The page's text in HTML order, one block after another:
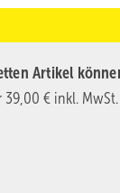
Artikel
39,00 € inkl.